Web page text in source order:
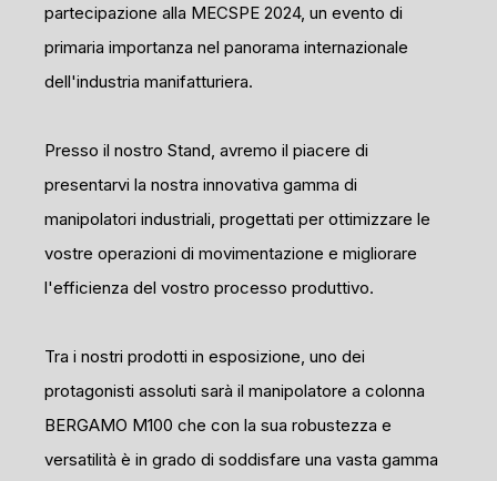
partecipazione alla MECSPE 2024, un evento di
primaria importanza nel panorama internazionale
dell'industria manifatturiera.
Presso il nostro Stand, avremo il piacere di
presentarvi la nostra innovativa gamma di
manipolatori industriali, progettati per ottimizzare le
vostre operazioni di movimentazione e migliorare
l'efficienza del vostro processo produttivo.
Tra i nostri prodotti in esposizione, uno dei
protagonisti assoluti sarà il manipolatore a colonna
BERGAMO M100 che con la sua robustezza e
versatilità è in grado di soddisfare una vasta gamma